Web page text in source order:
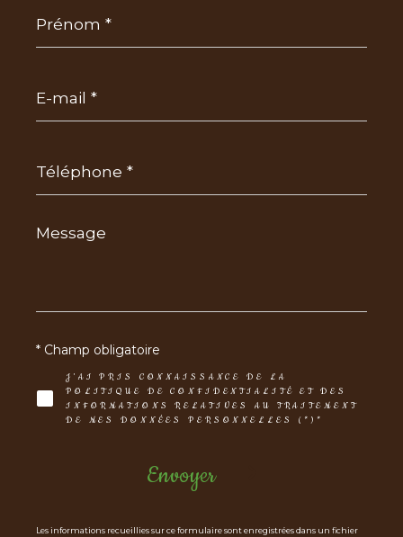
*
Message
*
J'AI PRIS CONNAISSANCE DE LA
POLITIQUE DE CONFIDENTIALITÉ ET DES
INFORMATIONS RELATIVES AU TRAITEMENT
DE MES DONNÉES PERSONNELLES (*)*
* Champ obligatoire
Envoyer
Les informations recueillies sur ce formulaire sont enregistrées dans un fichier